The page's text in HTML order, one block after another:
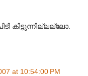
കിട്ടുന്നില്ലല്ലോ.
at 10:54:00 PM